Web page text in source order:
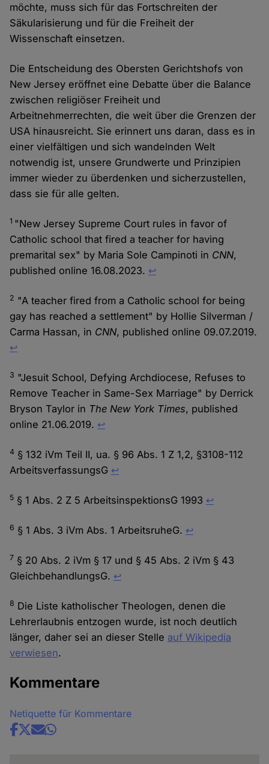
möchte, muss sich für das Fortschreiten der
Säkularisierung und für die Freiheit der
Wissenschaft einsetzen.
Die Entscheidung des Obersten Gerichtshofs von
New Jersey eröffnet eine Debatte über die Balance
zwischen religiöser Freiheit und
Arbeitnehmerrechten, die weit über die Grenzen der
USA hinausreicht. Sie erinnert uns daran, dass es in
einer vielfältigen und sich wandelnden Welt
notwendig ist, unsere Grundwerte und Prinzipien
immer wieder zu überdenken und sicherzustellen,
dass sie für alle gelten.
1 "New Jersey Supreme Court rules in favor of
Catholic school that fired a teacher for having
premarital sex" by Maria Sole Campinoti in CNN,
published online 16.08.2023. ↩︎
2 "A teacher fired from a Catholic school for being
gay has reached a settlement" by Hollie Silverman /
Carma Hassan, in CNN, published online 09.07.2019.
↩︎
3 "Jesuit School, Defying Archdiocese, Refuses to
Remove Teacher in Same-Sex Marriage" by Derrick
Bryson Taylor in The New York Times, published
online 21.06.2019. ↩︎
4 § 132 iVm Teil II, ua. § 96 Abs. 1 Z 1,2, §3108-112
ArbeitsverfassungsG ↩︎
5 § 1 Abs. 2 Z 5 ArbeitsinspektionsG 1993 ↩︎
6 § 1 Abs. 3 iVm Abs. 1 ArbeitsruheG. ↩︎
7 § 20 Abs. 2 iVm § 17 und § 45 Abs. 2 iVm § 43
GleichbehandlungsG. ↩︎
8 Die Liste katholischer Theologen, denen die
Lehrerlaubnis entzogen wurde, ist noch deutlich
länger, daher sei an dieser Stelle auf Wikipedia
verwiesen.
Kommentare
Netiquette für Kommentare
Share